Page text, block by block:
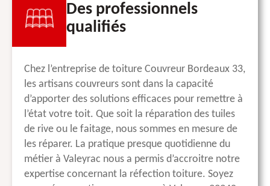
Des professionnels
qualifiés
Chez l’entreprise de toiture Couvreur Bordeaux 33,
les artisans couvreurs sont dans la capacité
d’apporter des solutions efficaces pour remettre à
l’état votre toit. Que soit la réparation des tuiles
de rive ou le faitage, nous sommes en mesure de
les réparer. La pratique presque quotidienne du
métier à Valeyrac nous a permis d’accroitre notre
expertise concernant la réfection toiture. Soyez